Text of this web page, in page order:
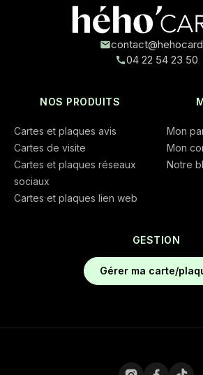
04 22 54 23 50
NOS PRODUITS
Cartes et plaques avis
Cartes de visite
Cartes et plaques réseaux
sociaux
Cartes et plaques lien web
Mon
Mon
Notre
GESTION
Gérer ma carte/